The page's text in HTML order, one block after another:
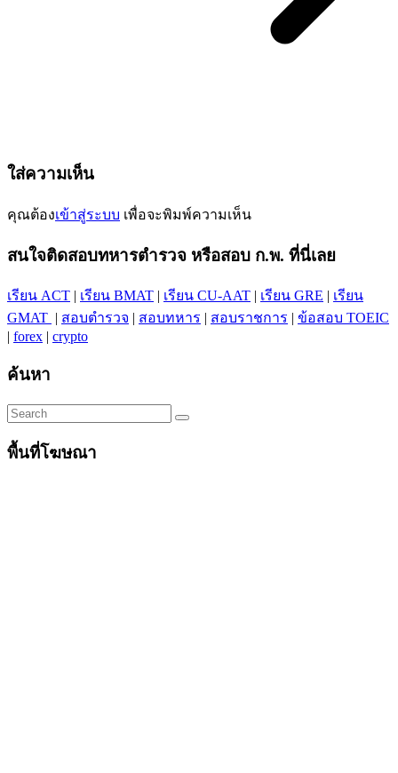
ใส่ความเห็น
คุณต้องเข้าสู่ระบบ เพื่อจะพิมพ์ความเห็น
สนใจติดสอบทหารตำรวจ หรือสอบ ก.พ. ที่นี่เลย
เรียน ACT | เรียน BMAT | เรียน CU-AAT | เรียน GRE | เรียน
GMAT | สอบตำรวจ | สอบทหาร | สอบราชการ | ข้อสอบ TOEIC
| forex | crypto
ค้นหา
พื้นที่โฆษณา